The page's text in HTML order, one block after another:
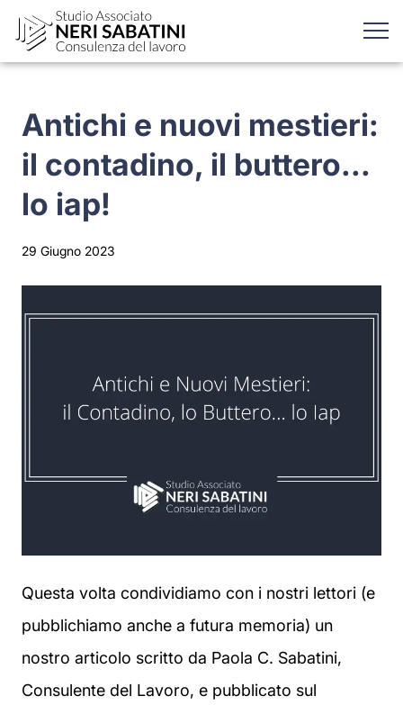
Antichi e nuovi mestieri:
il contadino, il buttero...
lo iap!
29 Giugno 2023
Questa volta condividiamo con i nostri lettori (e
pubblichiamo anche a futura memoria) un
nostro articolo scritto da Paola C. Sabatini,
Consulente del Lavoro, e pubblicato sul